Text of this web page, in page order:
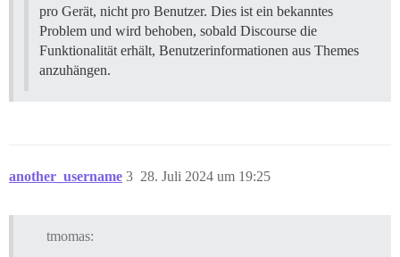
pro Gerät, nicht pro Benutzer. Dies ist ein bekanntes
Problem und wird behoben, sobald Discourse die
Funktionalität erhält, Benutzerinformationen aus Themes
anzuhängen.
another_username 28. Juli 2024 um 19:25
3
tmomas: